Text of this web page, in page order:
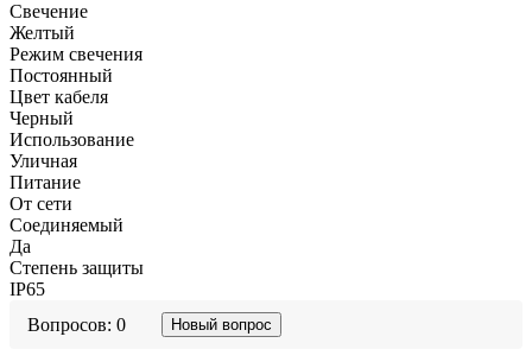
Свечение
Желтый
Режим свечения
Постоянный
Цвет кабеля
Черный
Использование
Уличная
Питание
От сети
Соединяемый
Да
Степень защиты
IP65
Вопросов: 0
Новый вопрос